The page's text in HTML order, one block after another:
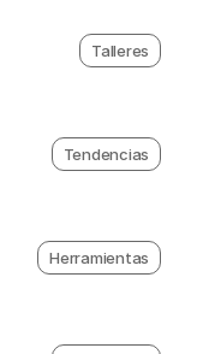
Talleres
Tendencias
Herramientas